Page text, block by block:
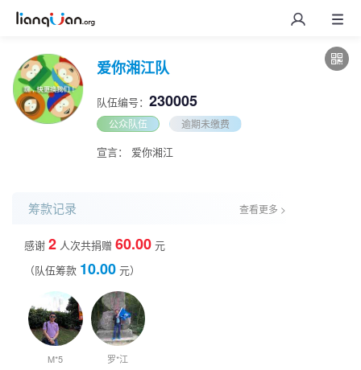
爱你湘江队
队伍编号： 230005
公众队伍 逾期未缴费
宣言： 爱你湘江
筹款记录 查看更多 >
感谢 2 人次共捐赠 60.00 元
（队伍筹款 10.00 元）
M*5 罗*江